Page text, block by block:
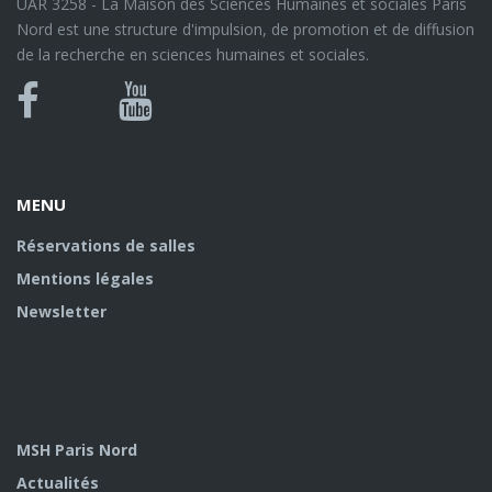
UAR 3258 - La Maison des Sciences Humaines et sociales Paris
Nord est une structure d'impulsion, de promotion et de diffusion
de la recherche en sciences humaines et sociales.
Bluesky
Canal
MENU
Réservations de salles
Mentions légales
Newsletter
MSH Paris Nord
Actualités